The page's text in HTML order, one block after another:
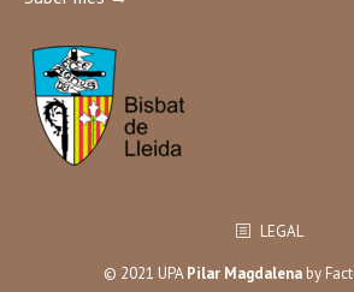
LEGAL
© 2021 UPAPilar Magdalenaby